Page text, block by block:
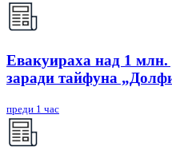
Евакуираха над 1
заради тайфуна
преди 1 час